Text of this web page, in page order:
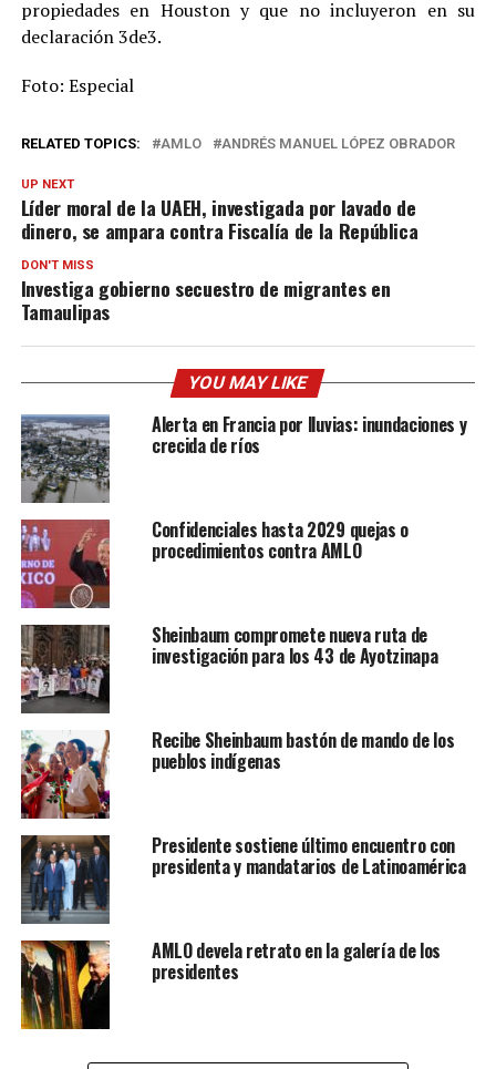
propiedades en Houston y que no incluyeron en su
declaración 3de3.
Foto: Especial
RELATED TOPICS: AMLO ANDRÉS MANUEL LÓPEZ OBRADOR
UP NEXT
Líder moral de la UAEH, investigada por lavado de
dinero, se ampara contra Fiscalía de la República
DON'T MISS
Investiga gobierno secuestro de migrantes en
Tamaulipas
YOU MAY LIKE
Alerta en Francia por lluvias: inundaciones y
crecida de ríos
Confidenciales hasta 2029 quejas o
procedimientos contra AMLO
Sheinbaum compromete nueva ruta de
investigación para los 43 de Ayotzinapa
Recibe Sheinbaum bastón de mando de los
pueblos indígenas
Presidente sostiene último encuentro con
presidenta y mandatarios de Latinoamérica
AMLO devela retrato en la galería de los
presidentes